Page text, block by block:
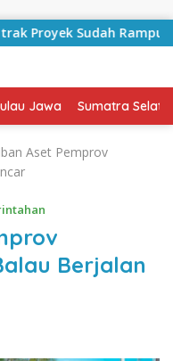
Sudah Rampung
Jawa Sumatra
Aset Pemprov
Berjalan